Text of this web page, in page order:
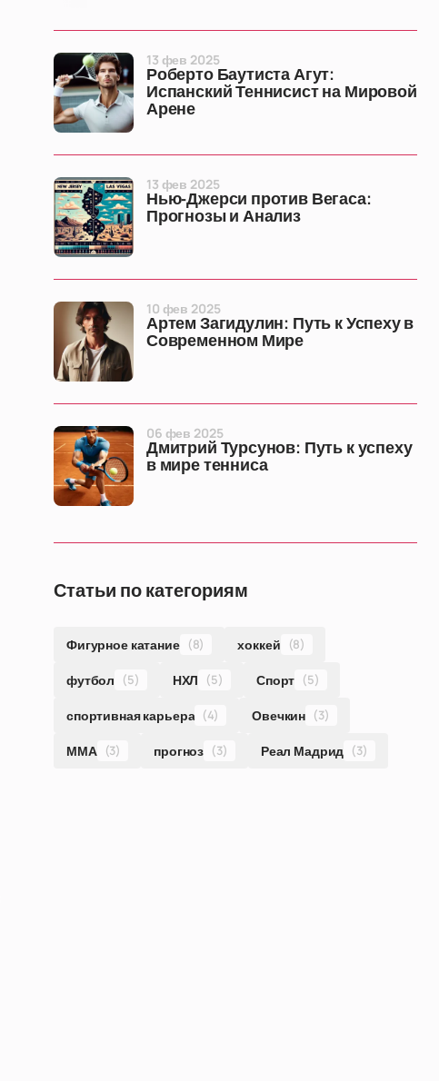
Роберто Баутиста Агут:
Испанский Теннисист на Мировой
Арене
13 фев 2025
Нью-Джерси против Вегаса:
Прогнозы и Анализ
13 фев 2025
Артем Загидулин: Путь к Успеху в
Современном Мире
10 фев 2025
Дмитрий Турсунов: Путь к успеху
в мире тенниса
06 фев 2025
Статьи по категориям
Фигурное катание (8) хоккей (8)
футбол (5) НХЛ (5) Спорт (5)
спортивная карьера (4) Овечкин (3)
ММА (3) прогноз (3) Реал Мадрид (3)